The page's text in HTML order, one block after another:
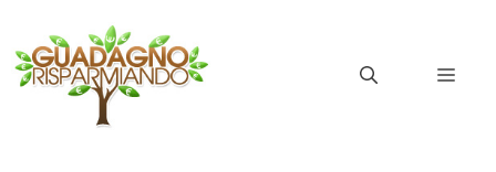
contenuto